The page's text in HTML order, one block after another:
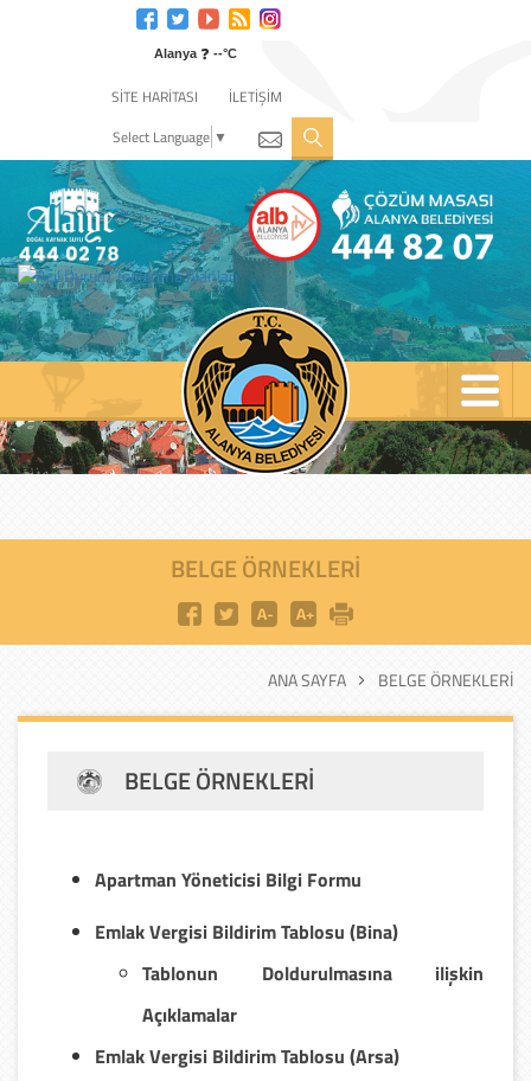
Alanya ❓ --°C
SİTE HARİTASI
İLETİŞİM
Select Language ▼
BELGE ÖRNEKLERI
ANA SAYFA BELGE ÖRNEKLERI
BELGE ÖRNEKLERI
Apartman Yöneticisi Bilgi Formu
Emlak Vergisi Bildirim Tablosu (Bina)
Tablonun Doldurulmasına ilişkin
Açıklamalar
Emlak Vergisi Bildirim Tablosu (Arsa)